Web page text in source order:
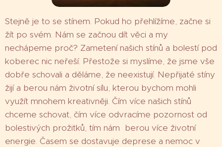
Stejně je to se stínem. Pokud ho přehlížíme, začne si
žít po svém. Nám se začnou dít věci a my
nechápeme proč? Zametení našich stínů a bolestí pod
koberec nic neřeší. Přestože si myslíme, že jsme vše
dobře schovali a děláme, že neexistují. Nepřijaté stíny
žijí a berou nám životní sílu, kterou bychom mohli
využít mnohem kreativněji. Čím více našich stínů
chceme schovat, čím více odvracíme pozornost od
bolestivých prožitků, tím nám berou více životní
energie. Časem se dostavuje deprese a nemoc v